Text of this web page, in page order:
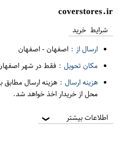
coverstores.ir
شرایط خرید
ارسال از : اصفهان-اصفهان
مکان تحویل : فقط در شهر
هزینه ارسال : هزینه ارسال مطابق
محل از خریدار اخذ خواهد شد.
اطلاعات بیشتر ❯